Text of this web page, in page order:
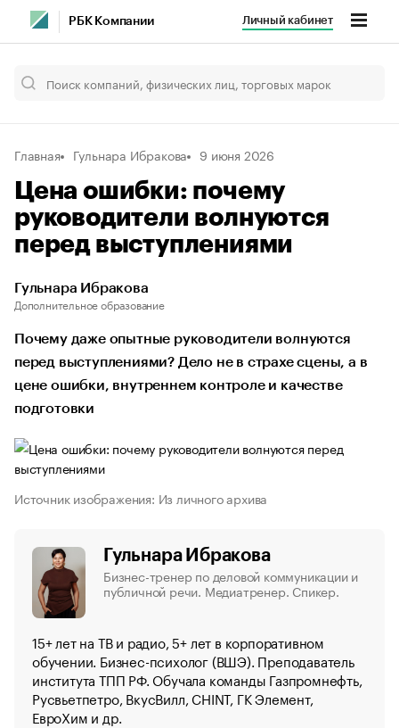
РБК Компании Личный кабинет
Главная Гульнара Ибракова 9 июня 2026
Цена ошибки: почему
руководители волнуются
перед выступлениями
Гульнара Ибракова
Дополнительное образование
Почему даже опытные руководители волнуются
перед выступлениями? Дело не в страхе сцены, а в
цене ошибки, внутреннем контроле и качестве
подготовки
Источник изображения: Из личного архива
Гульнара Ибракова
Бизнес-тренер по деловой коммуникации и
публичной речи. Медиатренер. Спикер.
15+ лет на ТВ и радио, 5+ лет в корпоративном
обучении. Бизнес-психолог (ВШЭ). Преподаватель
института ТПП РФ. Обучала команды Газпромнефть,
Русвьетпетро, ВкусВилл, CHINT, ГК Элемент,
ЕвроХим и др.